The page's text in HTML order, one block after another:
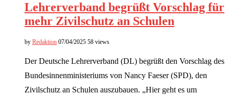
Lehrerverband begrüßt Vorschlag für
mehr Zivilschutz an Schulen
by Redaktion 07/04/2025 58 views
Der Deutsche Lehrerverband (DL) begrüßt den Vorschlag des
Bundesinnenministeriums von Nancy Faeser (SPD), den
Zivilschutz an Schulen auszubauen. „Hier geht es um